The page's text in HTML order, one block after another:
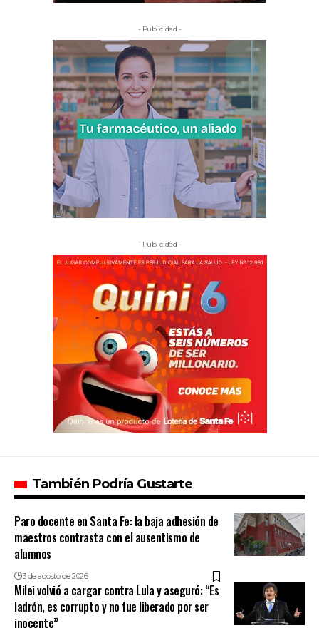
- Publicidad -
- Publicidad -
También Podría Gustarte
Paro docente en Santa Fe: la baja adhesión de
maestros contrasta con el ausentismo de
alumnos
3 de agosto de 2026
Milei volvió a cargar contra Lula y aseguró: “Es
ladrón, es corrupto y no fue liberado por ser
inocente”